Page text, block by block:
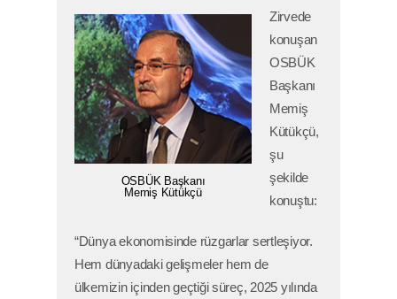
OSBÜK Başkanı
Memiş Kütükçü
Zirvede
konuşan
OSBÜK
Başkanı
Memiş
Kütükçü,
şu
şekilde
konuştu:
“Dünya ekonomisinde rüzgarlar sertleşiyor.
Hem dünyadaki gelişmeler hem de
ülkemizin içinden geçtiği süreç, 2025 yılında